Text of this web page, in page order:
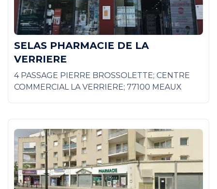
SELAS PHARMACIE DE LA
VERRIERE
4 PASSAGE PIERRE BROSSOLETTE; CENTRE
COMMERCIAL LA VERRIERE; 77100 MEAUX